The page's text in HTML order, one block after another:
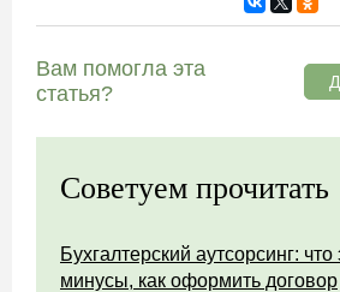
Вам помогла эта
статья?
Советуем прочитать
Бухгалтерский аутсорсинг:
минусы, как оформить договор